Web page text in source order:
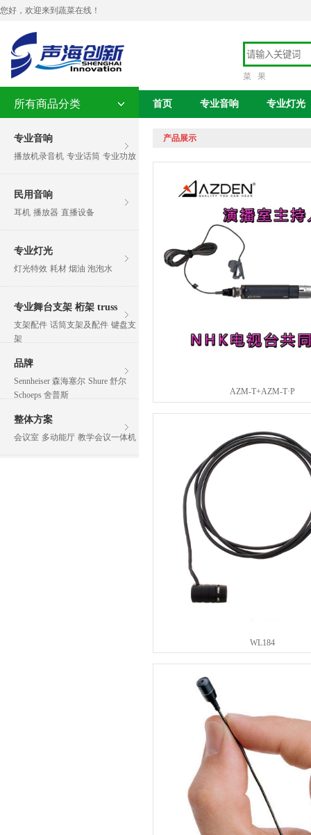
您好，欢迎来到蔬菜在线！
菜 果
所有商品分类
专业音响
播放机录音机 专业话筒 专业功放
民用音响
耳机 播放器 直播设备
专业灯光
灯光特效 耗材 烟油 泡泡水
专业舞台支架 桁架 truss
支架配件 话筒支架及配件 键盘支
架
品牌
Sennheiser 森海塞尔 Shure 舒尔
Schoeps 舍普斯
整体方案
会议室 多动能厅 教学会议一体机
首页 专业音响 专业灯光
产品展示
AZM-T+AZM-T·P
WL184